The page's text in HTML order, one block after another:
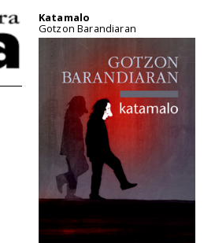
Katamalo
Gotzon Barandiaran